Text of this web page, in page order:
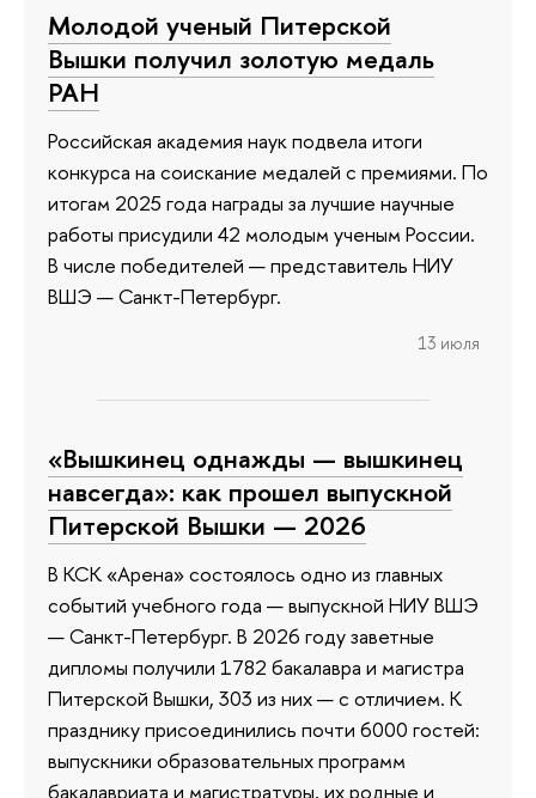
Молодой ученый Питерской
Вышки получил золотую медаль
РАН
Российская академия наук подвела итоги
конкурса на соискание медалей с премиями. По
итогам 2025 года награды за лучшие научные
работы присудили 42 молодым ученым России.
В числе победителей — представитель НИУ
ВШЭ — Санкт-Петербург.
13 июля
«Вышкинец однажды — вышкинец
навсегда»: как прошел выпускной
Питерской Вышки — 2026
В КСК «Арена» состоялось одно из главных
событий учебного года — выпускной НИУ ВШЭ
— Санкт-Петербург. В 2026 году заветные
дипломы получили 1782 бакалавра и магистра
Питерской Вышки, 303 из них — с отличием. К
празднику присоединились почти 6000 гостей:
выпускники образовательных программ
бакалавриата и магистратуры, их родные и